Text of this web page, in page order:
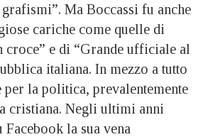
Ma Boccassi fu anche
cariche come quelle di
croce” e di “Grande ufficiale al
italiana. In mezzo a tutto
per la politica, prevalentemente
cristiana. Negli ultimi anni
la sua vena